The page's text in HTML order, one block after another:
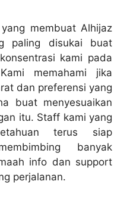
membuat Alhijaz
paling disukai buat
kami pada
memahami jika
dan preferensi yang
buat menyesuaikan
itu. Staff kami yang
terus siap
banyak
info dan support
perjalanan.